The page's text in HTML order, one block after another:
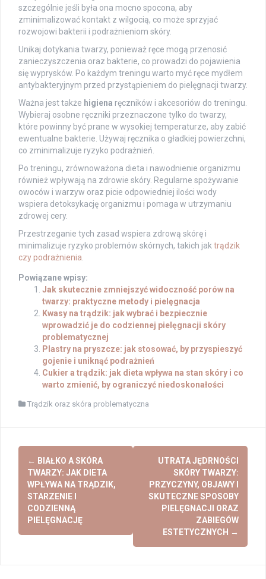
szczególnie jeśli była ona mocno spocona, aby
zminimalizować kontakt z wilgocią, co może sprzyjać
rozwojowi bakterii i podrażnieniom skóry.
Unikaj dotykania twarzy, ponieważ ręce mogą przenosić
zanieczyszczenia oraz bakterie, co prowadzi do pojawienia
się wyprysków. Po każdym treningu warto myć ręce mydłem
antybakteryjnym przed przystąpieniem do pielęgnacji twarzy.
Ważna jest także higiena ręczników i akcesoriów do treningu.
Wybieraj osobne ręczniki przeznaczone tylko do twarzy,
które powinny być prane w wysokiej temperaturze, aby zabić
ewentualne bakterie. Używaj ręcznika o gładkiej powierzchni,
co zminimalizuje ryzyko podrażnień.
Po treningu, zrównoważona dieta i nawodnienie organizmu
również wpływają na zdrowie skóry. Regularne spożywanie
owoców i warzyw oraz picie odpowiedniej ilości wody
wspiera detoksykację organizmu i pomaga w utrzymaniu
zdrowej cery.
Przestrzeganie tych zasad wspiera zdrową skórę i
minimalizuje ryzyko problemów skórnych, takich jak trądzik
czy podrażnienia
Powiązane wpisy:
Jak skutecznie zmniejszyć widoczność porów na
twarzy: praktyczne metody i pielęgnacja
Kwasy na trądzik: jak wybrać i bezpiecznie
wprowadzić je do codziennej pielęgnacji skóry
problematycznej
Plastry na pryszcze: jak stosować, by przyspieszyć
gojenie i uniknąć podrażnień
Cukier a trądzik: jak dieta wpływa na stan skóry i co
warto zmienić, by ograniczyć niedoskonałości
Trądzik oraz skóra problematyczna
Post
navigation
← BIAŁKO A SKÓRA
TWARZY: JAK DIETA
WPŁYWA NA TRĄDZIK,
STARZENIE I
CODZIENNĄ
PIELĘGNACJĘ
UTRATA JĘDRNOŚCI
SKÓRY TWARZY:
PRZYCZYNY, OBJAWY I
SKUTECZNE SPOSOBY
PIELĘGNACJI ORAZ
ZABIEGÓW
ESTETYCZNYCH →